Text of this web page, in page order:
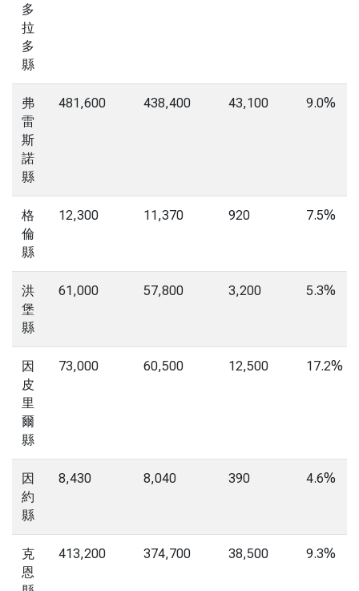
多
拉
多
縣
弗
雷
斯
諾
縣
481,600 438,400 43,100 9.0%
格
倫
縣
12,300 11,370 920 7.5%
洪
堡
縣
61,000 57,800 3,200 5.3%
因
皮
里
爾
縣
73,000 60,500 12,500 17.2%
因
約
縣
8,430 8,040 390 4.6%
克
恩
413,200 374,700 38,500 9.3%